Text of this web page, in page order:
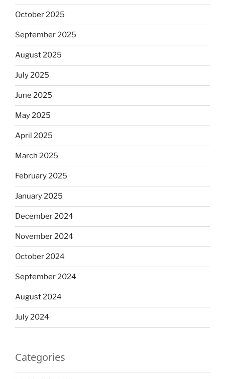
October 2025
September 2025
August 2025
July 2025
June 2025
May 2025
April 2025
March 2025
February 2025
January 2025
December 2024
November 2024
October 2024
September 2024
August 2024
July 2024
Categories